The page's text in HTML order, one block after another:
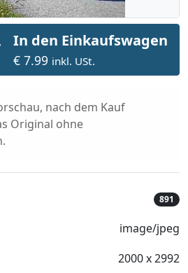
In den Einkaufswagen
€ 7.99 inkl. USt.
nach dem Kauf
Original ohne
891
image/jpeg
2000 x 2992